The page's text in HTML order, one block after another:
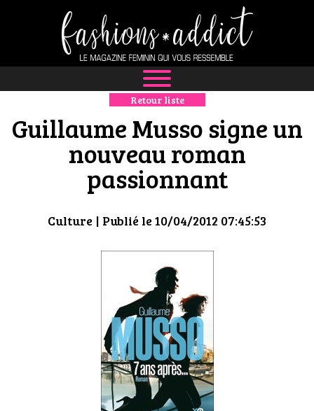
NEWS
MODE
LUXE
DÉFILÉS
BOUTIQUE
CULTURE
HIGH TECH
MAISON
AUTO
Retour liste
Guillaume Musso signe un
nouveau roman
passionnant
Culture | Publié le 10/04/2012 07:45:53